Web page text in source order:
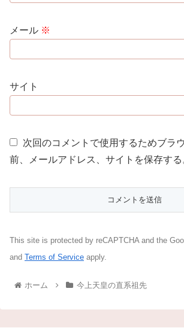
メール ※
サイト
次回のコメントで使用するためブラ
前、メールアドレス、サイトを保存する
This site is protected by reCAPTCHA and the
and Terms of Service apply.
ホーム 今上天皇の直系祖先